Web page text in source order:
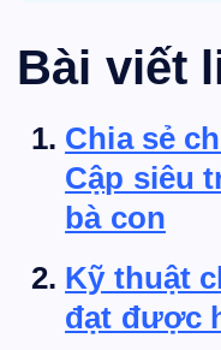
Bài viết
Chia sẻ
Cập siêu
bà con
Kỹ thuật
đạt được